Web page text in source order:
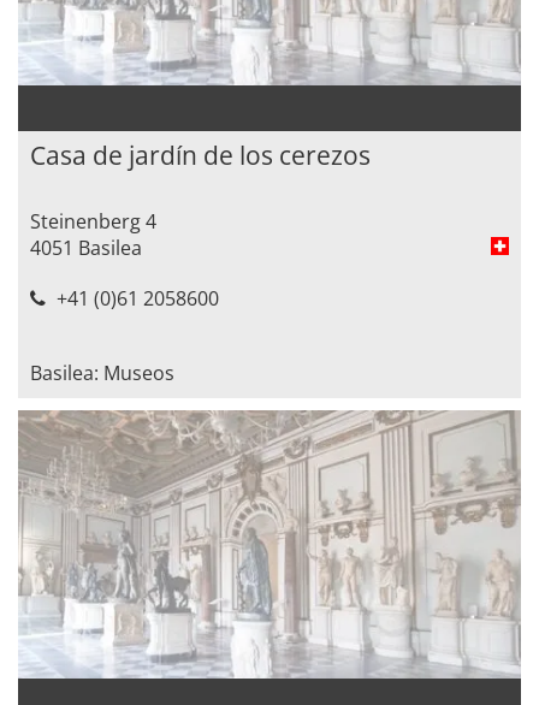
Casa de jardín de los cerezos
Steinenberg 4
4051 Basilea
+41 (0)61 2058600
Basilea: Museos